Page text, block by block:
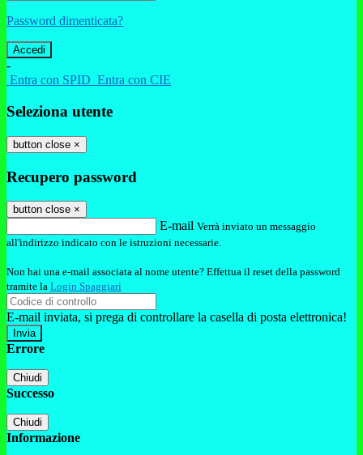
Password dimenticata?
-
Entra con SPID Entra con CIE
Seleziona utente
button close ×
Recupero password
button close ×
E-mail Verrà inviato un messaggio
all'indirizzo indicato con le istruzioni necessarie.
Non hai una e-mail associata al nome utente? Effettua il reset della password
tramite la Login Spaggiari
E-mail inviata, si prega di controllare la casella di posta elettronica!
Errore
Chiudi
Successo
Chiudi
Informazione